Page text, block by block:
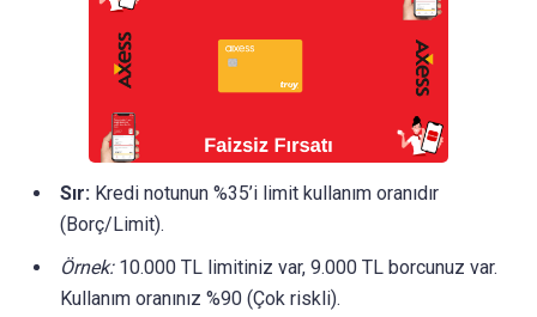
Sır: Kredi notunun %35’i limit kullanım oranıdır
(Borç/Limit).
Örnek:10.000 TL limitiniz var, 9.000 TL borcunuz var.
Kullanım oranınız %90 (Çok riskli).